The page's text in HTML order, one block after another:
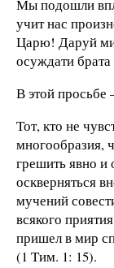
Мы подошли
учит нас
Царю! Даруй ми
осуждати
В этой просьбе
Тот, кто не
многообразия,
грешить явно
оскверняться
мучений
всякого
пришел в мир
(1 Тим. 1: 15).